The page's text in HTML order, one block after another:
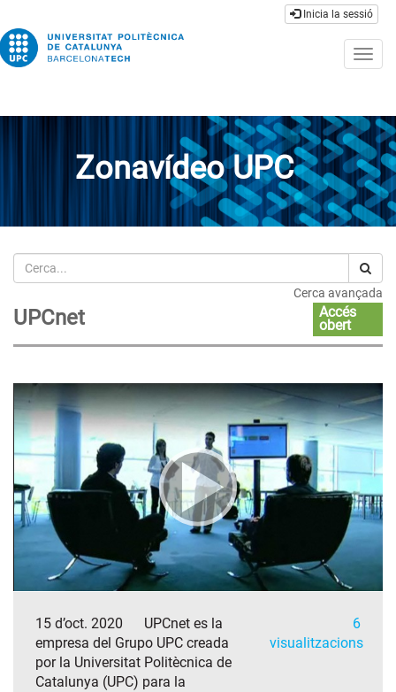
Inicia la sessió
Zonavídeo UPC
Cerca
Cerca avançada
UPCnet
Accés
obert
15 d’oct. 2020
UPCnet es la
empresa del Grupo UPC creada
por la Universitat Politècnica de
Catalunya (UPC) para la
6
visualitzacions